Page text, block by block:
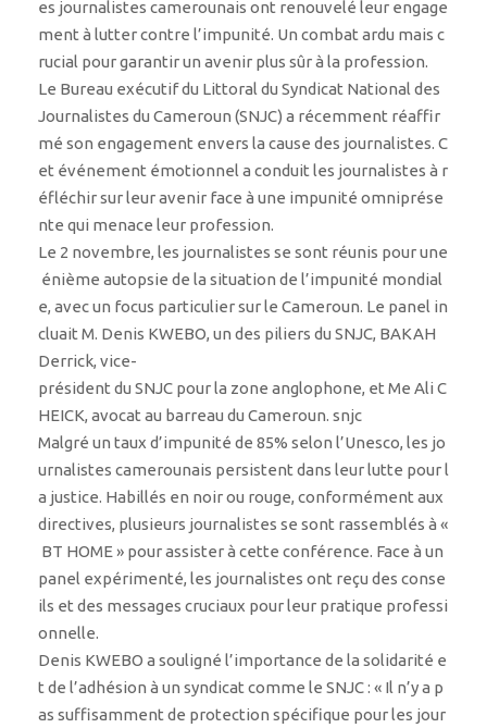
es journalistes camerounais ont renouvelé leur engage
ment à lutter contre l’impunité. Un combat ardu mais c
rucial pour garantir un avenir plus sûr à la profession.
Le Bureau exécutif du Littoral du Syndicat National des
Journalistes du Cameroun (SNJC) a récemment réaffir
mé son engagement envers la cause des journalistes. C
et événement émotionnel a conduit les journalistes à r
éfléchir sur leur avenir face à une impunité omniprése
nte qui menace leur profession.
Le 2 novembre, les journalistes se sont réunis pour une
énième autopsie de la situation de l’impunité mondial
e, avec un focus particulier sur le Cameroun. Le panel in
cluait M. Denis KWEBO, un des piliers du SNJC, BAKAH
Derrick, vice-
président du SNJC pour la zone anglophone, et Me Ali C
HEICK, avocat au barreau du Cameroun. snjc
Malgré un taux d’impunité de 85% selon l’Unesco, les jo
urnalistes camerounais persistent dans leur lutte pour l
a justice. Habillés en noir ou rouge, conformément aux
directives, plusieurs journalistes se sont rassemblés à «
BT HOME » pour assister à cette conférence. Face à un
panel expérimenté, les journalistes ont reçu des conse
ils et des messages cruciaux pour leur pratique professi
onnelle.
Denis KWEBO a souligné l’importance de la solidarité e
t de l’adhésion à un syndicat comme le SNJC : « Il n’y a p
as suffisamment de protection spécifique pour les jour